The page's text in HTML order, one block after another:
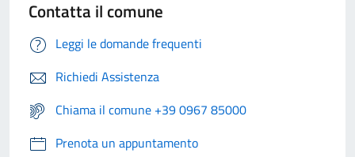
Contatta il comune
Leggi le domande frequenti
Richiedi Assistenza
Chiama il comune +39 0967 85000
Prenota un appuntamento